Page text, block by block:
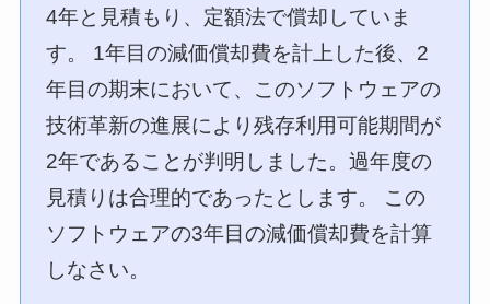
4年と見積もり、定額法で償却していま
す。 1年目の減価償却費を計上した後、2
年目の期末において、このソフトウェアの
技術革新の進展により残存利用可能期間が
2年であることが判明しました。過年度の
見積りは合理的であったとします。 この
ソフトウェアの3年目の減価償却費を計算
しなさい。